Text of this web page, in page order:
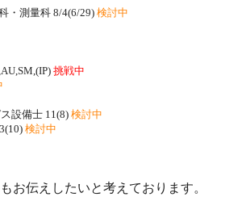
・測量科 8/4(6/29)検討中
挑戦中
設備士 11(8) 検討中
検討中
お伝えしたいと考えております。